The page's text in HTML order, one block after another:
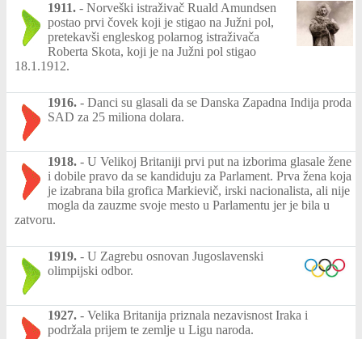
1911. - Norveški istraživač Ruald Amundsen
postao prvi čovek koji je stigao na Južni pol,
pretekavši engleskog polarnog istraživača
Roberta Skota, koji je na Južni pol stigao
18.1.1912.
1916. - Danci su glasali da se Danska Zapadna Indija proda
SAD za 25 miliona dolara.
1918. - U Velikoj Britaniji prvi put na izborima glasale žene
i dobile pravo da se kandiduju za Parlament. Prva žena koja
je izabrana bila grofica Markievič, irski nacionalista, ali nije
mogla da zauzme svoje mesto u Parlamentu jer je bila u
zatvoru.
1919. - U Zagrebu osnovan Jugoslavenski
olimpijski odbor.
1927. - Velika Britanija priznala nezavisnost Iraka i
podržala prijem te zemlje u Ligu naroda.